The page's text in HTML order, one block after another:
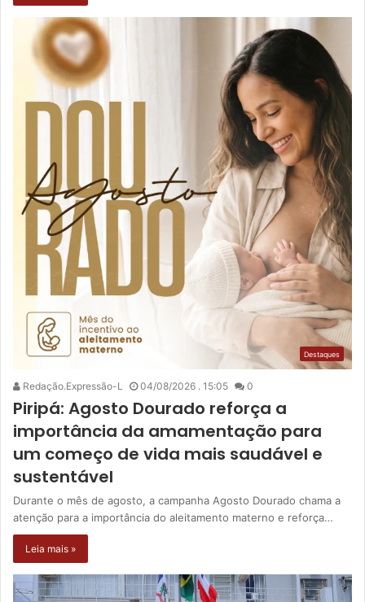
Destaques
Redação.Expressão-L 04/08/2026 . 15:05 0
Piripá: Agosto Dourado reforça a
importância da amamentação para
um começo de vida mais saudável e
sustentável
Durante o mês de agosto, a campanha Agosto Dourado chama a
atenção para a importância do aleitamento materno e reforça…
Leia mais »